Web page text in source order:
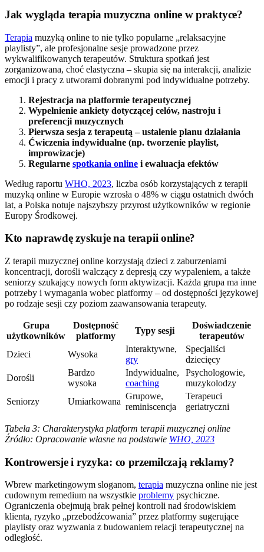
Jak wygląda terapia muzyczna online w praktyce?
Terapia muzyką online to nie tylko popularne „relaksacyjne
playlisty”, ale profesjonalne sesje prowadzone przez
wykwalifikowanych terapeutów. Struktura spotkań jest
zorganizowana, choć elastyczna – skupia się na interakcji, analizie
emocji i pracy z utworami dobranymi pod indywidualne potrzeby.
Rejestracja na platformie terapeutycznej
Wypełnienie ankiety dotyczącej celów, nastroju i
preferencji muzycznych
Pierwsza sesja z terapeutą – ustalenie planu działania
Ćwiczenia indywidualne (np. tworzenie playlist,
improwizacje)
Regularne spotkania online i ewaluacja efektów
Według raportu WHO, 2023, liczba osób korzystających z terapii
muzyką online w Europie wzrosła o 48% w ciągu ostatnich dwóch
lat, a Polska notuje najszybszy przyrost użytkowników w regionie
Europy Środkowej.
Kto naprawdę zyskuje na terapii online?
Z terapii muzycznej online korzystają dzieci z zaburzeniami
koncentracji, dorośli walczący z depresją czy wypaleniem, a także
seniorzy szukający nowych form aktywizacji. Każda grupa ma inne
potrzeby i wymagania wobec platformy – od dostępności językowej
po rodzaje sesji czy poziom zaawansowania terapeuty.
Grupa
użytkowników
Dostępność
platformy
Typy sesji
Doświadczenie
terapeutów
Dzieci
Wysoka
Interaktywne,
gry
Specjaliści
dziecięcy
Dorośli
Bardzo
wysoka
Indywidualne,
coaching
Psychologowie,
muzykolodzy
Seniorzy
Umiarkowana
Grupowe,
reminiscencja
Terapeuci
geriatryczni
Tabela 3: Charakterystyka platform terapii muzycznej online
Źródło: Opracowanie własne na podstawie WHO, 2023
Kontrowersje i ryzyka: co przemilczają reklamy?
Wbrew marketingowym sloganom, terapia muzyczna online nie jest
cudownym remedium na wszystkie problemy psychiczne.
Ograniczenia obejmują brak pełnej kontroli nad środowiskiem
klienta, ryzyko „przebodźcowania” przez platformy sugerujące
playlisty oraz wyzwania z budowaniem relacji terapeutycznej na
odległość.